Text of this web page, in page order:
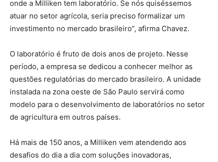
onde a Milliken tem laboratório. Se nós quiséssemos
atuar no setor agrícola, seria preciso formalizar um
investimento no mercado brasileiro”, afirma Chavez.
O laboratório é fruto de dois anos de projeto. Nesse
período, a empresa se dedicou a conhecer melhor as
questões regulatórias do mercado brasileiro. A unidade
instalada na zona oeste de São Paulo servirá como
modelo para o desenvolvimento de laboratórios no setor
de agricultura em outros países.
Há mais de 150 anos, a Milliken vem atendendo aos
desafios do dia a dia com soluções inovadoras,